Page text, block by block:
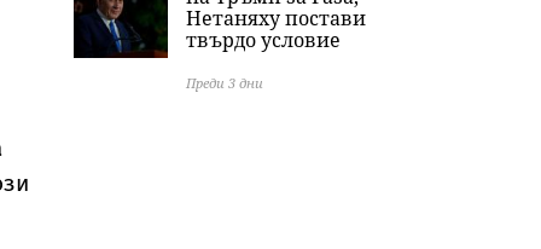
Нетаняху постави
твърдо условие
Преди 3 дни